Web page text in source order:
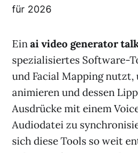
Einai video generator
spezialisiertes Software-
und Facial Mapping
animieren und dessen
Ausdrücke mit einem
Audiodatei zu
sich diese Tools so weit